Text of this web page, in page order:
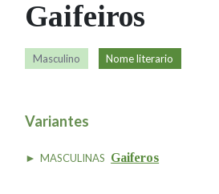
CASA-
BAZÁN
HISTORIA
60 ANOS
Facebook
TwitterYoutubeInstagram
Bluesky
Gaifeiros
Masculino Nome literario
Variantes
MASCULINAS Gaiferos